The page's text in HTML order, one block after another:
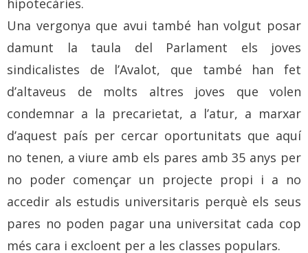
hipotecàries.
Una vergonya que avui també han volgut posar
damunt la taula del Parlament els joves
sindicalistes de l’Avalot, que també han fet
d’altaveus de molts altres joves que volen
condemnar a la precarietat, a l’atur, a marxar
d’aquest país per cercar oportunitats que aquí
no tenen, a viure amb els pares amb 35 anys per
no poder començar un projecte propi i a no
accedir als estudis universitaris perquè els seus
pares no poden pagar una universitat cada cop
més cara i excloent per a les classes populars.